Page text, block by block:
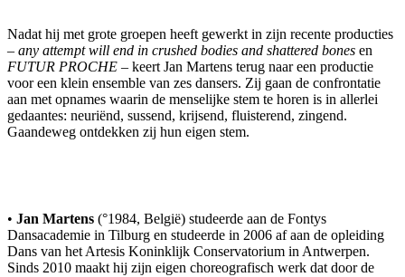
Nadat hij met grote groepen heeft gewerkt in zijn recente producties
– any attempt will end in crushed bodies and shattered bones en
FUTUR PROCHE – keert Jan Martens terug naar een productie
voor een klein ensemble van zes dansers. Zij gaan de confrontatie
aan met opnames waarin de menselijke stem te horen is in allerlei
gedaantes: neuriënd, sussend, krijsend, fluisterend, zingend.
Gaandeweg ontdekken zij hun eigen stem.
• Jan Martens (°1984, België) studeerde aan de Fontys
Dansacademie in Tilburg en studeerde in 2006 af aan de opleiding
Dans van het Artesis Koninklijk Conservatorium in Antwerpen.
Sinds 2010 maakt hij zijn eigen choreografisch werk dat door de